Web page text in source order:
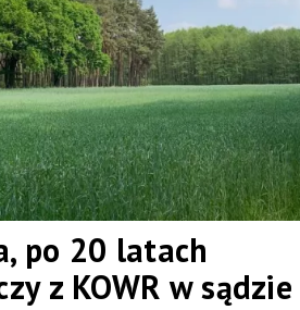
po 20 latach
z KOWR w sądzie